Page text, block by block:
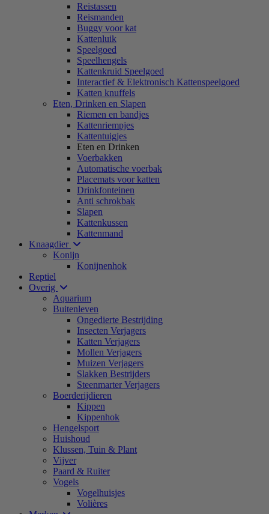
Reistassen
Reismanden
Buggy voor kat
Kattenluik
Speelgoed
Speelhengels
Kattenkruid Speelgoed
Interactief & Elektronisch Kattenspeelgoed
Katten knuffels
Eten, Drinken en Slapen
Riemen en bandjes
Kattenriempjes
Kattentuigjes
Eten en Drinken
Voerbakken
Automatische voerbak
Placemats voor katten
Drinkfonteinen
Anti schrokbak
Slapen
Kattenkussen
Kattenmand
Knaagdier
Konijn
Konijnenhok
Reptiel
Overig
Aquarium
Buitenleven
Ongedierte Bestrijding
Insecten Verjagers
Katten Verjagers
Mollen Verjagers
Muizen Verjagers
Slakken Bestrijders
Steenmarter Verjagers
Boerderijdieren
Kippen
Kippenhok
Hengelsport
Huishoud
Klussen, Tuin & Plant
Vijver
Paard & Ruiter
Vogels
Vogelhuisjes
Volières